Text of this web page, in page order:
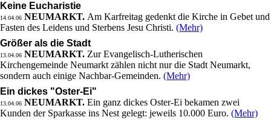
Keine Eucharistie
14.04.06 NEUMARKT. Am Karfreitag gedenkt die Kirche in Gebet und
Fasten des Leidens und Sterbens Jesu Christi. (Mehr)
Größer als die Stadt
13.04.06 NEUMARKT. Zur Evangelisch-Lutherischen
Kirchengemeinde Neumarkt zählen nicht nur die Stadt Neumarkt,
sondern auch einige Nachbar-Gemeinden. (Mehr)
Ein dickes "Oster-Ei"
13.04.06 NEUMARKT. Ein ganz dickes Oster-Ei bekamen zwei
Kunden der Sparkasse ins Nest gelegt: jeweils 10.000 Euro. (Mehr)